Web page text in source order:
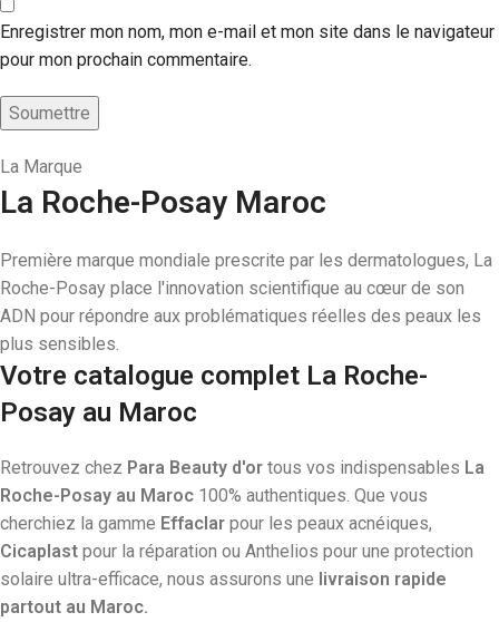
Enregistrer mon nom, mon e-mail et mon site dans le navigateur
pour mon prochain commentaire.
La Marque
La Roche-Posay Maroc
Première marque mondiale prescrite par les dermatologues, La
Roche-Posay place l'innovation scientifique au cœur de son
ADN pour répondre aux problématiques réelles des peaux les
plus sensibles.
Votre catalogue complet La Roche-
Posay au Maroc
Retrouvez chez Para Beauty d'or tous vos indispensables La
Roche-Posay au Maroc 100% authentiques. Que vous
cherchiez la gamme Effaclar pour les peaux acnéiques,
Cicaplast pour la réparation ou Anthelios pour une protection
solaire ultra-efficace, nous assurons une livraison rapide
partout au Maroc.